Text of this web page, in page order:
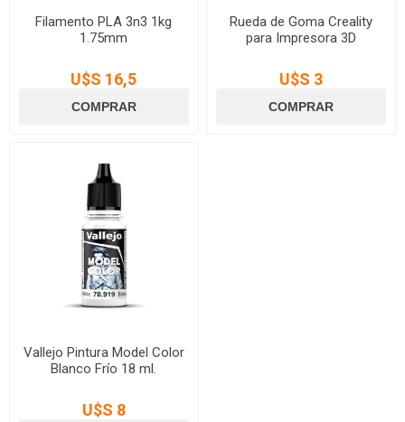
Filamento PLA 3n3 1kg
1.75mm
U$S 16,5
Rueda de Goma Creality
para Impresora 3D
U$S 3
Vallejo Pintura Model Color
Blanco Frío 18 ml.
U$S 8